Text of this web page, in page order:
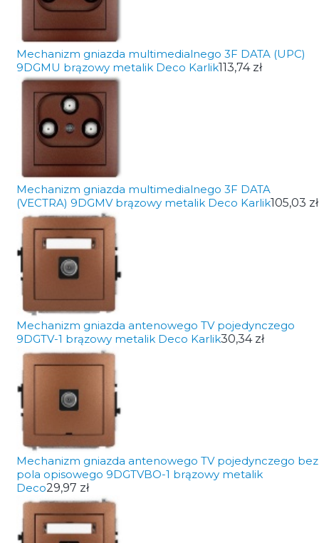
Mechanizm gniazda multimedialnego 3F DATA (UPC)
9DGMU brązowy metalik Deco Karlik113,74 zł
Mechanizm gniazda multimedialnego 3F DATA
(VECTRA) 9DGMV brązowy metalik Deco Karlik105,03 zł
Mechanizm gniazda antenowego TV pojedynczego
9DGTV-1 brązowy metalik Deco Karlik30,34 zł
Mechanizm gniazda antenowego TV pojedynczego bez
pola opisowego 9DGTVBO-1 brązowy metalik
Deco29,97 zł